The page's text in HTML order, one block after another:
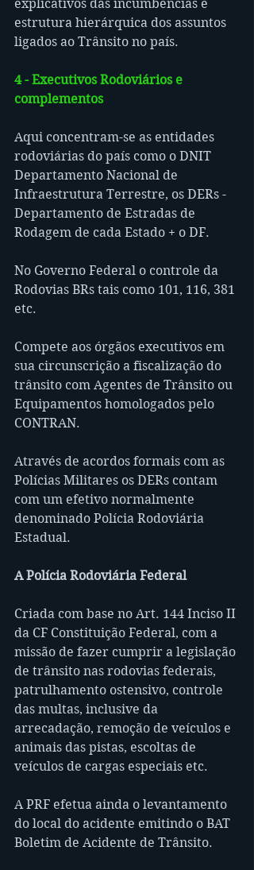
explicativos das incumbências e
estrutura hierárquica dos assuntos
ligados ao Trânsito no país.
4 - Executivos Rodoviários e
complementos
Aqui concentram-se as entidades
rodoviárias do país como o DNIT
Departamento Nacional de
Infraestrutura Terrestre, os DERs -
Departamento de Estradas de
Rodagem de cada Estado + o DF.
No Governo Federal o controle da
Rodovias BRs tais como 101, 116, 381
etc.
Compete aos órgãos executivos em
sua circunscrição a fiscalização do
trânsito com Agentes de Trânsito ou
Equipamentos homologados pelo
CONTRAN.
Através de acordos formais com as
Polícias Militares os DERs contam
com um efetivo normalmente
denominado Polícia Rodoviária
Estadual.
A Polícia Rodoviária Federal
Criada com base no Art. 144 Inciso II
da CF Constituição Federal, com a
missão de fazer cumprir a legislação
de trânsito nas rodovias federais,
patrulhamento ostensivo, controle
das multas, inclusive da
arrecadação, remoção de veículos e
animais das pistas, escoltas de
veículos de cargas especiais etc.
A PRF efetua ainda o levantamento
do local do acidente emitindo o BAT
Boletim de Acidente de Trânsito.